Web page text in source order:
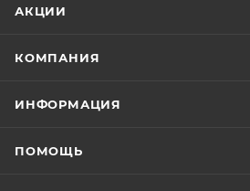
АКЦИИ
КОМПАНИЯ
ИНФОРМАЦИЯ
ПОМОЩЬ